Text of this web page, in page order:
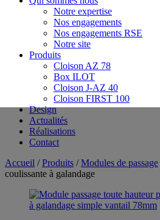
Notre expertise
Nos engagements
Nos engagements RSE
Notre site
Produits
Cloison AZ 78
Box ILOT
Cloison J-AZ 40
Cloison FIRST 100
Design
Actualités
Réalisations
Contact
Accueil /Produits /Modules de passage
coulissante à galandage